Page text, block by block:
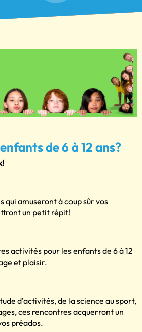
de 6 à 12 ans?
qui amuseront à coup sûr vos
un petit répit!
activités pour les enfants de 6 à 12
et plaisir.
d’activités, de la science au sport,
ces rencontres acquerront un
préados.